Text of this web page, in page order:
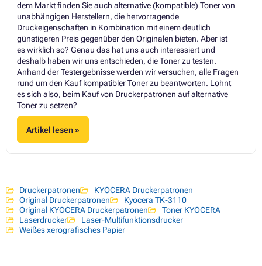
dem Markt finden Sie auch alternative (kompatible) Toner von
unabhängigen Herstellern, die hervorragende
Druckeigenschaften in Kombination mit einem deutlich
günstigeren Preis gegenüber den Originalen bieten. Aber ist
es wirklich so? Genau das hat uns auch interessiert und
deshalb haben wir uns entschieden, die Toner zu testen.
Anhand der Testergebnisse werden wir versuchen, alle Fragen
rund um den Kauf kompatibler Toner zu beantworten. Lohnt
es sich also, beim Kauf von Druckerpatronen auf alternative
Toner zu setzen?
Artikel lesen »
Druckerpatronen
KYOCERA Druckerpatronen
Original Druckerpatronen
Kyocera TK-3110
Original KYOCERA Druckerpatronen
Toner KYOCERA
Laserdrucker
Laser-Multifunktionsdrucker
Weißes xerografisches Papier